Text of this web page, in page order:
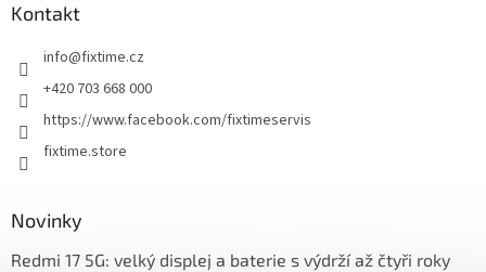
Kontakt
info@fixtime.cz
+420 703 668 000
https://www.facebook.com/fixtimeservis
fixtime.store
Novinky
Redmi 17 5G: velký displej a baterie s výdrží až čtyři roky